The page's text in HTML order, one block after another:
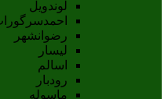
لوندویل
رضوانشهر
لیسار
اسالم
رودبار
ماسوله